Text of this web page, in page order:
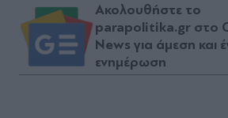
Ακολουθήστε το
parapolitika.gr στο
News για άμεση και
ενημέρωση